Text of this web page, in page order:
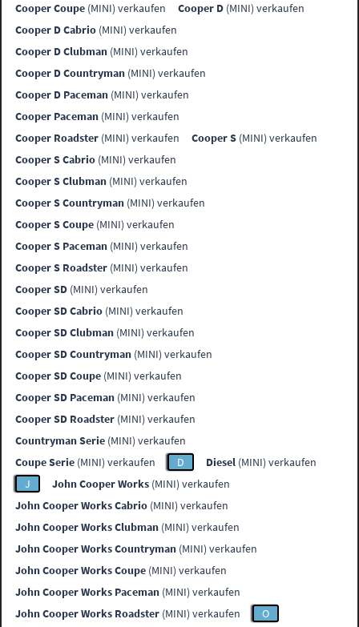
Cooper Coupe (MINI) verkaufen Cooper D (MINI) verkaufen
Cooper D Cabrio (MINI) verkaufen
Cooper D Clubman (MINI) verkaufen
Cooper D Countryman (MINI) verkaufen
Cooper D Paceman (MINI) verkaufen
Cooper Paceman (MINI) verkaufen
Cooper Roadster (MINI) verkaufen Cooper S (MINI) verkaufen
Cooper S Cabrio (MINI) verkaufen
Cooper S Clubman (MINI) verkaufen
Cooper S Countryman (MINI) verkaufen
Cooper S Coupe (MINI) verkaufen
Cooper S Paceman (MINI) verkaufen
Cooper S Roadster (MINI) verkaufen
Cooper SD (MINI) verkaufen
Cooper SD Cabrio (MINI) verkaufen
Cooper SD Clubman (MINI) verkaufen
Cooper SD Countryman (MINI) verkaufen
Cooper SD Coupe (MINI) verkaufen
Cooper SD Paceman (MINI) verkaufen
Cooper SD Roadster (MINI) verkaufen
Countryman Serie (MINI) verkaufen
Coupe Serie (MINI) verkaufen D Diesel (MINI) verkaufen
J
John Cooper Works (MINI) verkaufen
John Cooper Works Cabrio (MINI) verkaufen
John Cooper Works Clubman (MINI) verkaufen
John Cooper Works Countryman (MINI) verkaufen
John Cooper Works Coupe (MINI) verkaufen
John Cooper Works Paceman (MINI) verkaufen
John Cooper Works Roadster (MINI) verkaufen
O